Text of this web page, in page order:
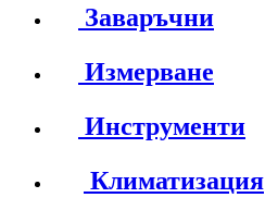
Заваръчни
Измерване
Инструменти
Климатизация